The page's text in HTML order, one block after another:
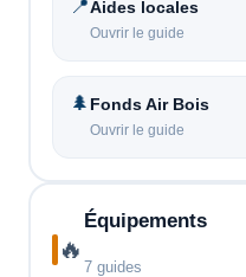
📍Aides locales
Ouvrir le guide
🌲 Fonds Air Bois
Ouvrir le guide
🔥
Équipements
7 guides